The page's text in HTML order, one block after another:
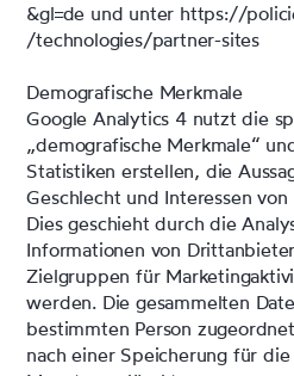
&gl=de und unter https://
/technologies/partner-sites
Demografische Merkmale
Google Analytics 4 nutzt die
„demografische Merkmale“
Statistiken erstellen, die
Geschlecht und Interessen
Dies geschieht durch die
Informationen von
Zielgruppen für
werden. Die gesammelten
bestimmten Person
nach einer Speicherung für